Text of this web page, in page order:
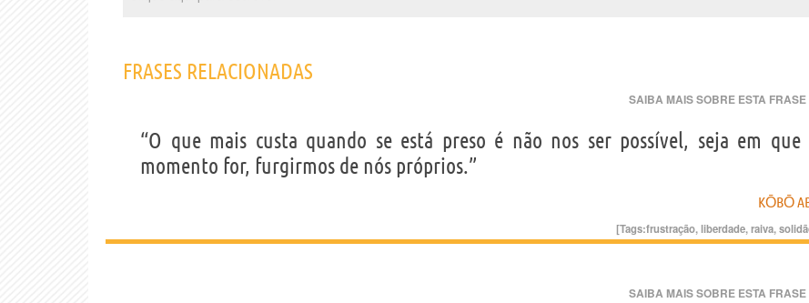
FRASES RELACIONADAS
SAIBA MAIS SOBRE ESTA FRASE
“O que mais custa quando se está preso é não nos ser possível, seja em que
momento for, furgirmos de nós próprios.”
KŌBŌ
[Tags:frustração,liberdade,raiva,
SAIBA MAIS SOBRE ESTA FRASE